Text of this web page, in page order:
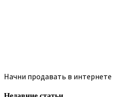
Начни продавать в интернете